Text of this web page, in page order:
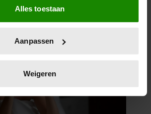
verzamelen over uw geografische
een paar meter nauwkeurig kan zijn
eigenschappen (fingerprinting)
voorkeuren in het
Alles toestaan
Aanpassen
Weigeren